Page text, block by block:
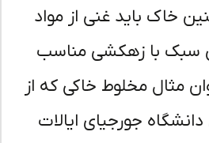
باید غنی از مواد
با زهکشی مناسب
مخلوط خاکی که از
جورجیای ایالات